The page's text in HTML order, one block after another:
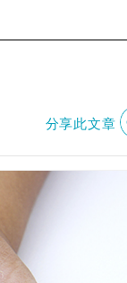
分享此文章